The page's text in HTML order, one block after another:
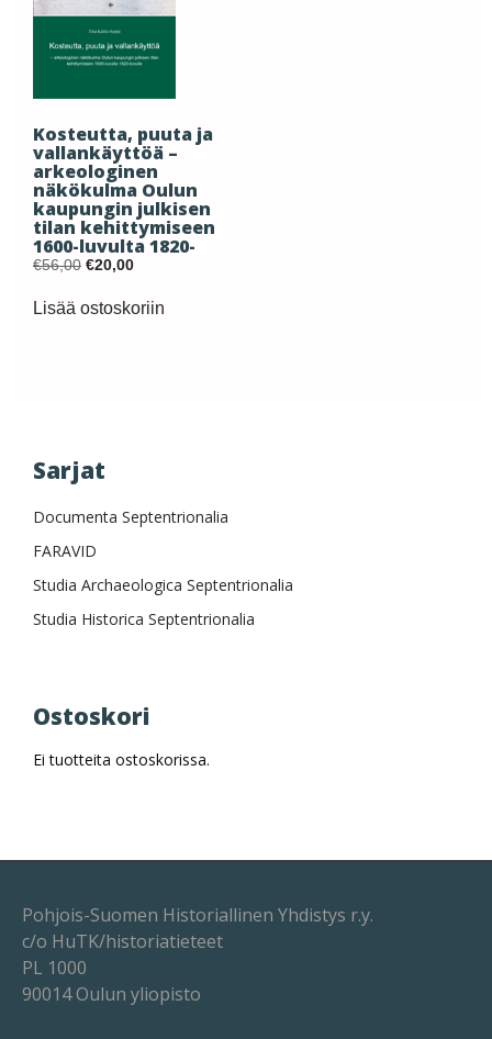
Kosteutta, puuta ja
vallankäyttöä –
arkeologinen
näkökulma Oulun
kaupungin julkisen
tilan kehittymiseen
1600-luvulta 1820-
luvulle
€56,00 Original
€56,00.
€20,00Current
is:
€20,00.
Lisää ostoskoriin
Sarjat
Documenta Septentrionalia
FARAVID
Studia Archaeologica Septentrionalia
Studia Historica Septentrionalia
Ostoskori
Ei tuotteita ostoskorissa.
Pohjois-Suomen Historiallinen Yhdistys r.y.
c/o HuTK/historiatieteet
PL 1000
90014 Oulun yliopisto